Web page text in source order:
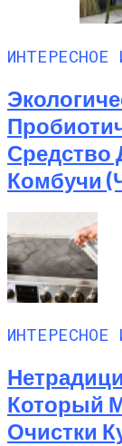
ИНТЕРЕСНОЕ
Средство
Комбучи
ИНТЕРЕСНОЕ
Который
Очистки